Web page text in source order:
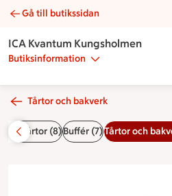
Cheesecake hallon 12-14bit |
Gå till butikssidan
ICA Kvantum Kungsholmen
Butiksinformation
Tårtor och bakverk
(8)Buffér (7)Tårtor och